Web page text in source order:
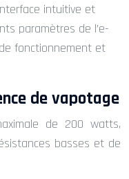
intuitive et
paramètres de l’e-
fonctionnement et
de vapotage
de 200 watts,
basses et de